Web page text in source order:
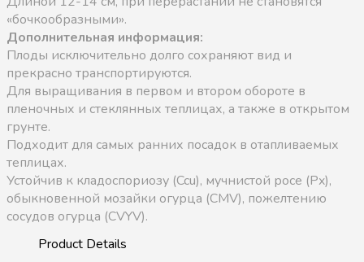
«бочкообразными».
Дополнительная информация:
Плоды исключительно долго сохраняют вид и
прекрасно транспортируются.
Для выращивания в первом и втором обороте в
пленочных и стеклянных теплицах, а также в открытом
грунте.
Подходит для самых ранних посадок в отапливаемых
теплицах.
Устойчив к кладоспориозу (Ccu), мучнистой росе (Px),
обыкновенной мозайки огурца (CMV), пожелтению
сосудов огурца (CVYV).